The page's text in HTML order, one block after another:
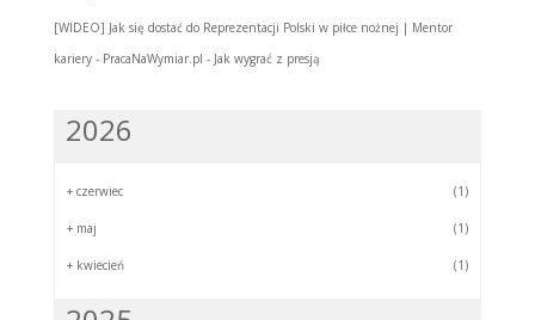
[WIDEO] Jak się dostać do Reprezentacji Polski w piłce nożnej | Mentor
kariery - PracaNaWymiar.pl - Jak wygrać z presją
2026
+ czerwiec (1)
+ maj (1)
+ kwiecień (1)